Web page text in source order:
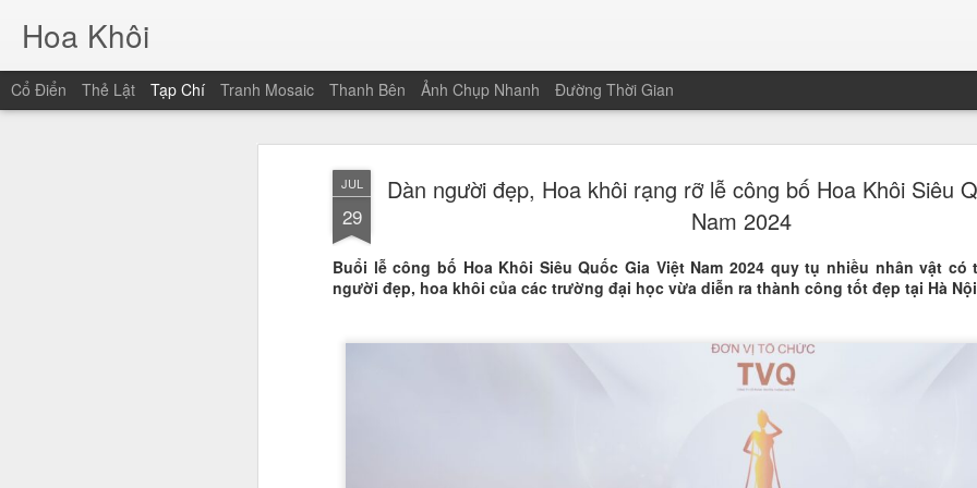
JUL
29
Dàn người đẹp, Hoa khôi rạng rỡ lễ công bố Hoa Khôi Siêu
Nam 2024
Buổi lễ công bố Hoa Khôi Siêu Quốc Gia Việt Nam 2024 quy tụ nhiều nhân vật
người đẹp, hoa khôi của các trường đại học vừa diễn ra thành công tốt đẹp tại Hà
Hoa Khôi
Cổ Điển Thẻ Lật Tạp Chí Tranh Mosaic Thanh Bên Ảnh Chụp Nhanh Đường Thời Gian
19
Nguyễn
Hoa khôi
Nam
Vượt qua 221 thí sinh trên cả
của cuộc thi Nét đẹp Sinh viên
không chỉ nằm ở gương mặt
sảo của một thế hệ sinh viên
Màn ứng xử song ngữ "gây